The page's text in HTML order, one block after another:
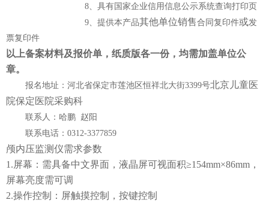
8、具有国家企业信用信息公示系统查询打印页
9、 提供本产品其他单位销售合同复印件或发
票复印件
以上备案材料及报价单，纸质版各一份，均需加盖单位公
章。
报名地址：河北省保定市莲池区恒祥北大街3399号北京儿童医
院保定医院采购科
联系人：哈鹏 赵阳
联系电话： 0312-3377859
颅内压监测仪需求参数
1.屏幕：需具备中文界面，液晶屏可视面积≥154mm×86mm，
屏幕亮度需可调
2.操作控制：屏触摸控制，按键控制